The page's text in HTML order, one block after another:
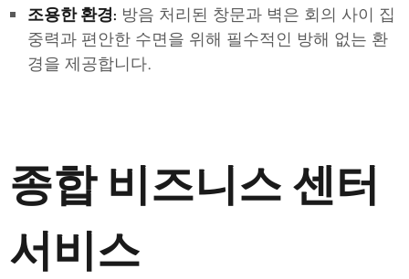
조용한 환경: 방음 처리된 창문과 벽은 회의 사이 집
중력과 편안한 수면을 위해 필수적인 방해 없는 환
경을 제공합니다.
종합 비즈니스 센터
서비스